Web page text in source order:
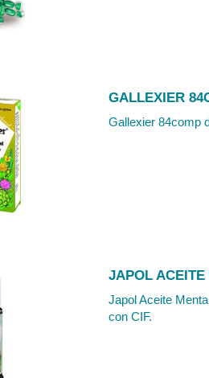
GALLEXIER
Gallexier 84comp
JAPOL ACEITE
Japol Aceite
con CIF.